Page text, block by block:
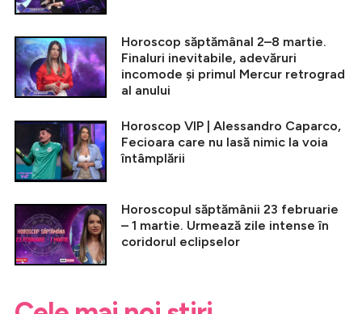
Horoscop săptămânal 2–8 martie.
Finaluri inevitabile, adevăruri
incomode și primul Mercur retrograd
al anului
Horoscop VIP | Alessandro Caparco,
Fecioara care nu lasă nimic la voia
întâmplării
Horoscopul săptămânii 23 februarie
– 1 martie. Urmează zile intense în
coridorul eclipselor